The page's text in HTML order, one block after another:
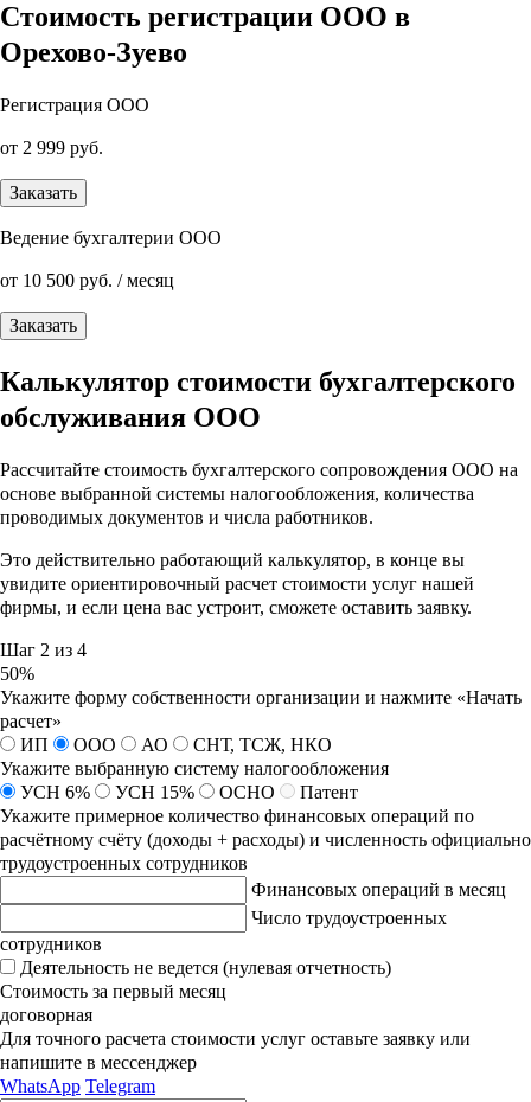
Стоимость регистрации ООО в
Орехово-Зуево
Регистрация ООО
от 2 999 руб.
Заказать
Ведение бухгалтерии ООО
от 10 500 руб. / месяц
Заказать
Калькулятор стоимости бухгалтерского
обслуживания ООО
Рассчитайте стоимость бухгалтерского сопровождения ООО на
основе выбранной системы налогообложения, количества
проводимых документов и числа работников.
Это действительно работающий калькулятор, в конце вы
увидите ориентировочный расчет стоимости услуг нашей
фирмы, и если цена вас устроит, сможете оставить заявку.
Шаг 2 из 4
50%
Укажите форму собственности организации и нажмите «Начать
расчет»
ИП
ООО АО
СНТ, ТСЖ, НКО
Укажите выбранную систему налогообложения
УСН 6%
УСН 15% ОСНО
Патент
Укажите примерное количество финансовых операций по
расчётному счёту (доходы + расходы) и численность официально
трудоустроенных сотрудников
Финансовых операций в месяц
Число трудоустроенных
сотрудников
Деятельность не ведется (нулевая отчетность)
Стоимость за первый месяц
договорная
Для точного расчета стоимости услуг оставьте заявку или
напишите в мессенджер
WhatsApp Telegram